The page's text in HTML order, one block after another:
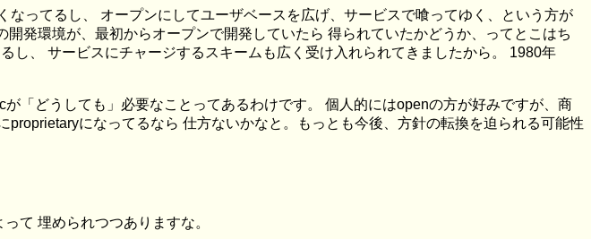
ってるし、 オープンにしてユーザベースを広げ、サービスで喰ってゆく、という方が
発環境が、最初からオープンで開発していたら 得られていたかどうか、ってとこはち
し、 サービスにチャージするスキームも広く受け入れられてきましたから。 1980年
「どうしても」必要なことってあるわけです。 個人的にはopenの方が好みですが、商
になってるなら 仕方ないかなと。もっとも今後、方針の転換を迫られる可能性
て 埋められつつありますな。